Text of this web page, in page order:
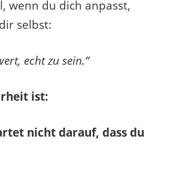
wenn du dich anpasst,
selbst:
echt zu sein.“
ist:
nicht darauf, dass du